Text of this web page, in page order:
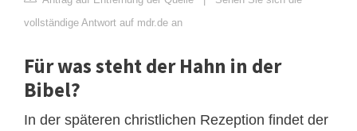
vollständige Antwort auf mdr.de an
Für was steht der Hahn in der
Bibel?
In der späteren christlichen Rezeption findet der